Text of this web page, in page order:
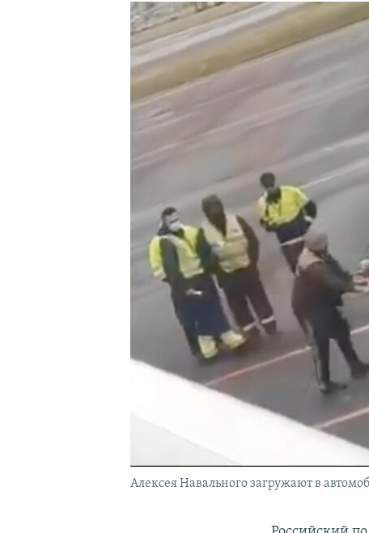
ПОДПИШИТЕСЬ НА РАССЫЛКУ
Алексея Навального загружают в